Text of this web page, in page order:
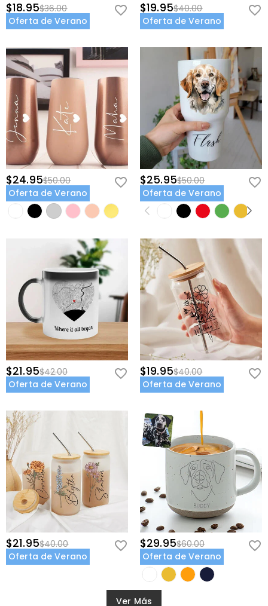
$18.95$36.00
Oferta de Verano
$19.95$40.00
Oferta de Verano
$24.95$50.00
Oferta de Verano
$25.95$50.00
Oferta de Verano
$21.95$42.00
Oferta de Verano
$19.95$40.00
Oferta de Verano
$21.95$40.00
Oferta de Verano
$29.95$60.00
Oferta de Verano
Ver Más